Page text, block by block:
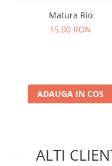
Matura Rio
15,00 RON
ADAUGA IN COS
ALTI